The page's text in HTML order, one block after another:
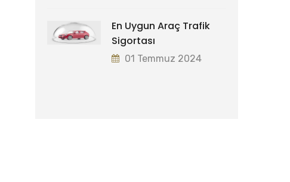
En Uygun Araç Trafik
Sigortası
01 Temmuz 2024